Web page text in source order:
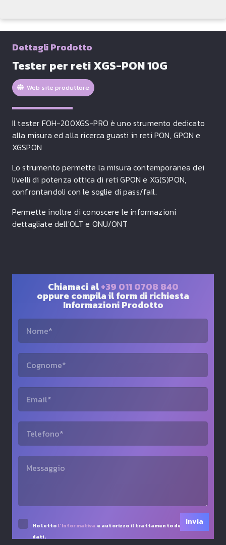
Dettagli Prodotto
Tester per reti XGS-PON 10G
Web site produttore
Il tester FOH-200XGS-PRO è uno strumento dedicato
alla misura ed alla ricerca guasti in reti PON, GPON e
XGSPON
Lo strumento permette la misura contemporanea dei
livelli di potenza ottica di reti GPON e XG(S)PON,
confrontandoli con le soglie di pass/fail.
Permette inoltre di conoscere le informazioni
dettagliate dell'OLT e ONU/ONT
Chiamaci al +39 011 0708 840
oppure compila il form di richiesta
Informazioni Prodotto
Ho letto l’Informativa e autorizzo il trattamento dei miei
dati.